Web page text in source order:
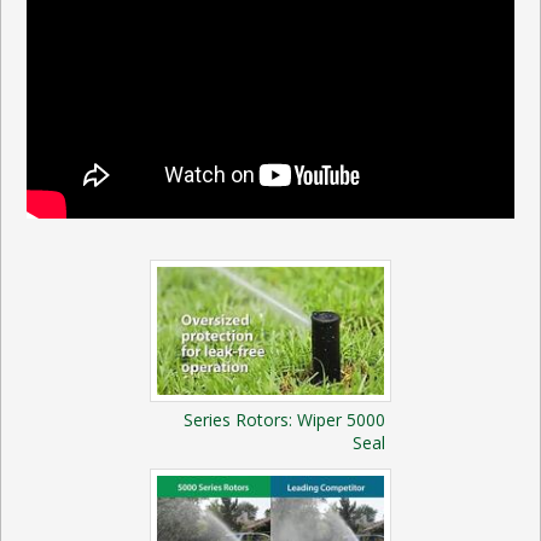
5000 Series Rotors: Wiper
Seal